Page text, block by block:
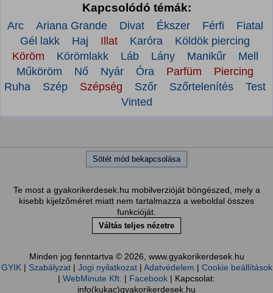
Kapcsolódó témák:
Arc Ariana Grande Divat Ékszer Férfi
Fiatal
Gél lakk
Haj Illat Karóra
Köldök piercing
Köröm
Körömlakk Láb Lány Manikűr
Mell
Műköröm
Nő Nyár Óra Parfüm
Piercing
Ruha
Szép Szépség Szőr Szőrtelenítés
Test
Vinted
Sötét mód bekapcsolása
Te most a gyakorikerdesek.hu mobilverzióját böngészed, mely a
kisebb kijelzőméret miatt nem tartalmazza a weboldal összes
funkcióját.
Váltás teljes nézetre
Minden jog fenntartva © 2026, www.gyakorikerdesek.hu
GYIK| Szabályzat| Jogi nyilatkozat| Adatvédelem | Cookie beállítások
| WebMinute Kft. | Facebook | Kapcsolat:
info(kukac)gyakorikerdesek.hu